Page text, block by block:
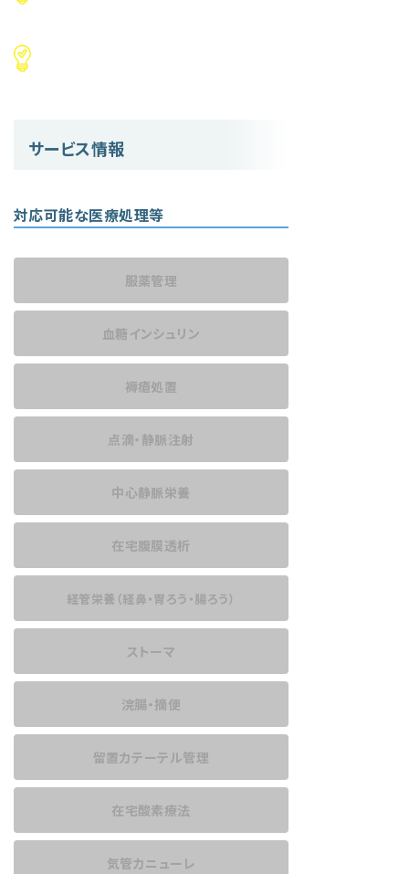
サービス情報
対応可能な医療処理等
服薬管理
血糖インシュリン
褥瘡処置
点滴・静脈注射
中心静脈栄養
在宅腹膜透析
経管栄養 （経鼻・胃ろう・腸ろう）
ストーマ
浣腸・摘便
留置カテーテル管理
在宅酸素療法
気管カニューレ